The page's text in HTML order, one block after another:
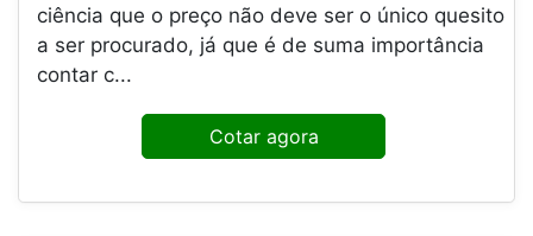
ciência que o preço não deve ser o único quesito
a ser procurado, já que é de suma importância
contar c...
Cotar agora